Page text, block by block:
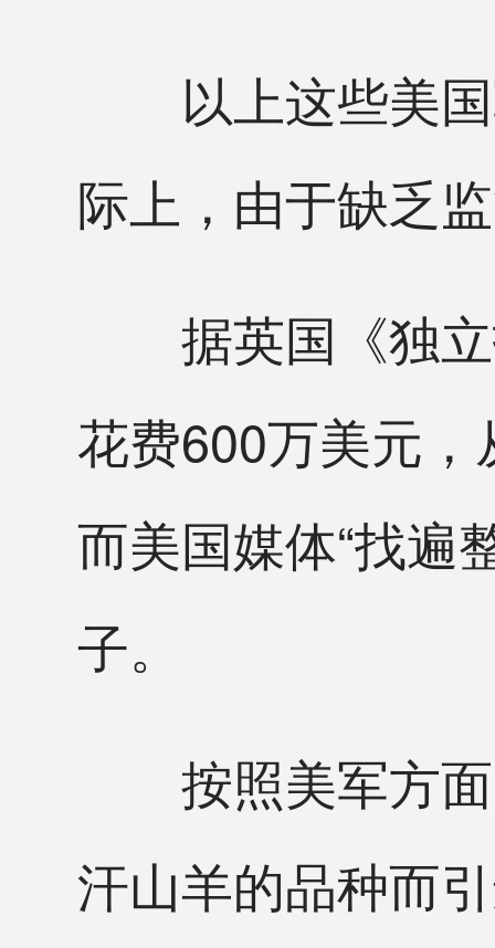
以上这些美国
际上，由于缺乏
据英国《独立
花费600万美元，
而美国媒体“找遍
子。
按照美军方面
汗山羊的品种而